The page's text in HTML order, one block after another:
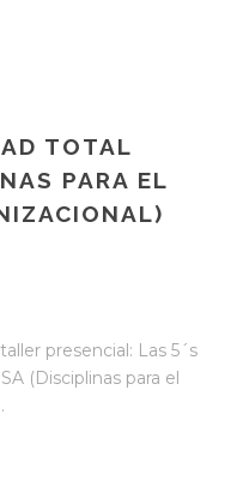
TOTAL
PARA EL
presencial: Las 5´s
(Disciplinas para el